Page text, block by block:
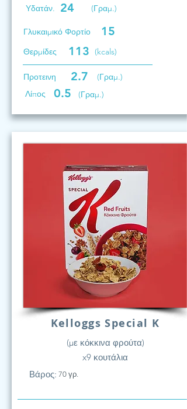
Υδατάν. 24 (Γραμ.)
Γλυκαιμικό Φορτίο 15
Θερμίδες 113 (kcals)
Προτεινη 2.7
(Γραμ.)
Λίπος
0.5 (Γραμ.)
Kelloggs Special K
(με κόκκινα φρούτα)
x9 κουτάλια
Βάρος: 70 γρ.